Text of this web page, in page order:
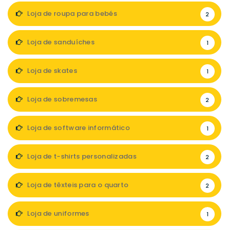
Loja de roupa para bebés 2
Loja de sanduíches 1
Loja de skates 1
Loja de sobremesas 2
Loja de software informático 1
Loja de t-shirts personalizadas 2
Loja de têxteis para o quarto 2
Loja de uniformes 1